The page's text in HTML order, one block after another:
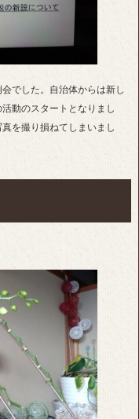
でした。自治体からは新し
動のスタートとなりまし
を撮り損ねてしまいまし